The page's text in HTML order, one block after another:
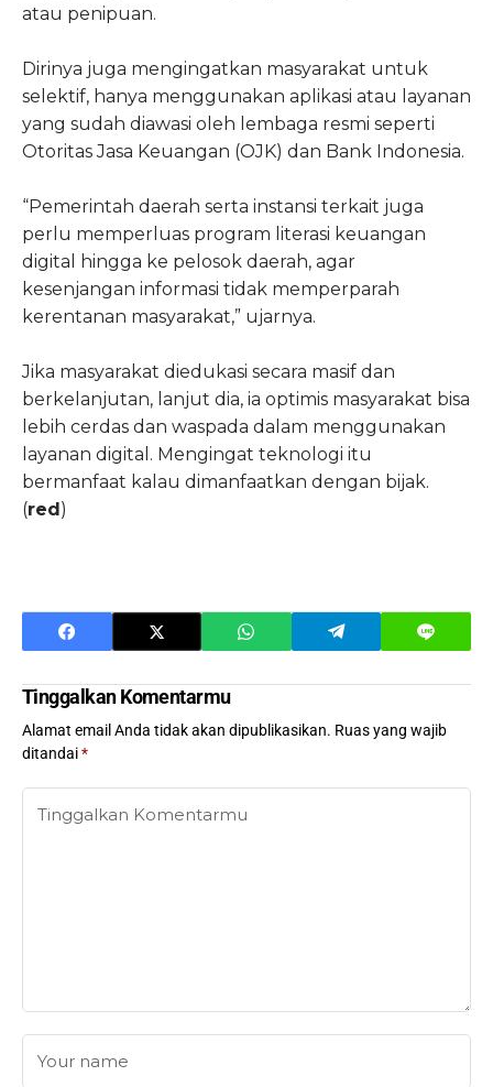
atau penipuan.
Dirinya juga mengingatkan masyarakat untuk
selektif, hanya menggunakan aplikasi atau layanan
yang sudah diawasi oleh lembaga resmi seperti
Otoritas Jasa Keuangan (OJK) dan Bank Indonesia.
“Pemerintah daerah serta instansi terkait juga
perlu memperluas program literasi keuangan
digital hingga ke pelosok daerah, agar
kesenjangan informasi tidak memperparah
kerentanan masyarakat,” ujarnya.
Jika masyarakat diedukasi secara masif dan
berkelanjutan, lanjut dia, ia optimis masyarakat bisa
lebih cerdas dan waspada dalam menggunakan
layanan digital. Mengingat teknologi itu
bermanfaat kalau dimanfaatkan dengan bijak.
(red)
Tinggalkan Komentarmu
Alamat email Anda tidak akan dipublikasikan. Ruas yang wajib
ditandai*